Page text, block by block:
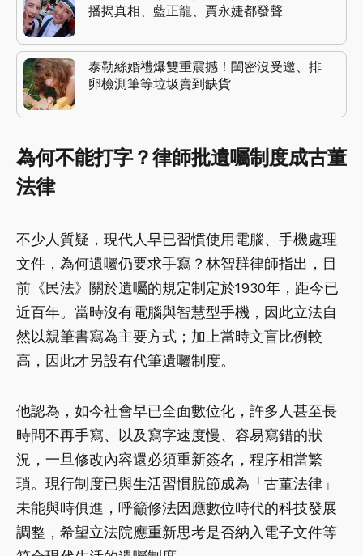
播揭真相、藍正龍、賈永婕都發聲
泰勒絲婚禮爆雙重震撼！閨密沒受邀、排
卵檢測筆等垃圾賣到缺貨
為何不能打字？律師批遺囑制度成古董
法律
不少人質疑，現代人早已習慣使用電腦、手機處理
文件，為何遺囑仍要求手寫？林智群律師指出，目
前《民法》關於遺囑的規定制定於1930年，距今已
近百年。當時沒有電腦與智慧型手機，因此立法自
然以親筆書寫為主要方式；加上當時文盲比例較
高，因此才另設有代筆遺囑制度。
他認為，如今社會早已全面數位化，許多人甚至長
時間不再手寫、以及寫字速度慢、容易寫錯的狀
況，一旦修改內容還必須重新簽名，程序相當繁
瑣。現行制度已與生活習慣脫節成為「古董法律」
未能與時俱進，呼籲修法因應數位時代的科技發展
調整，希望立法院應重新思考是否納入電子文件等